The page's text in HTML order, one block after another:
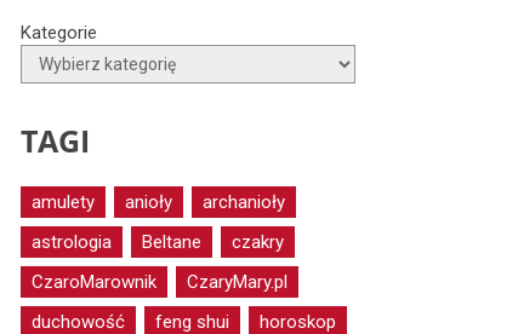
Kategorie
TAGI
amulety anioły
archanioły
astrologia
Beltane
czakry
CzaroMarownik
CzaryMary.pl
duchowość
feng shui
horoskop